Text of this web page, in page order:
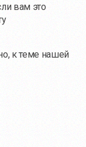
вам это
к теме нашей